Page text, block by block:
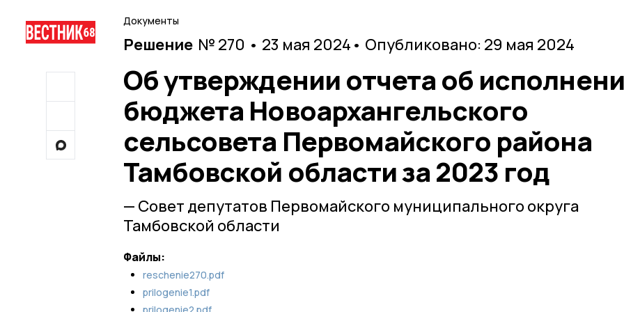
Документы
Решение № 270 • 23 мая 2024 • Опубликовано: 29 мая 2024
Об утверждении отчета об
бюджета Новоархангельского
сельсовета Первомайского района
Тамбовской области за 2023 год
— Совет депутатов Первомайского муниципального округа
Тамбовской области
Файлы:
reschenie270.pdf
prilogenie1.pdf
prilogenie2.pdf